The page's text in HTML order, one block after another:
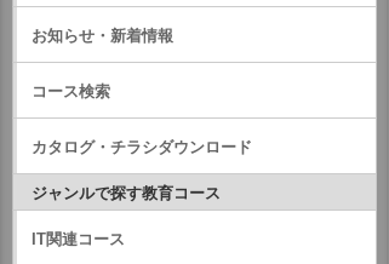
お知らせ・新着情報
コース検索
カタログ・チラシダウンロード
ジャンルで探す教育コース
IT関連コース